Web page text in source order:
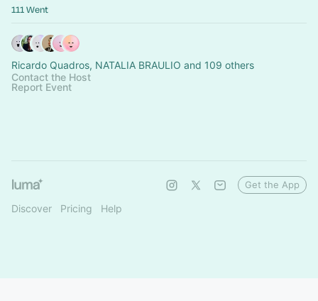
111 Went
Ricardo Quadros, NATALIA BRAULIO and 109 others
Contact the Host
Report Event
Discover Pricing Help
Get the App